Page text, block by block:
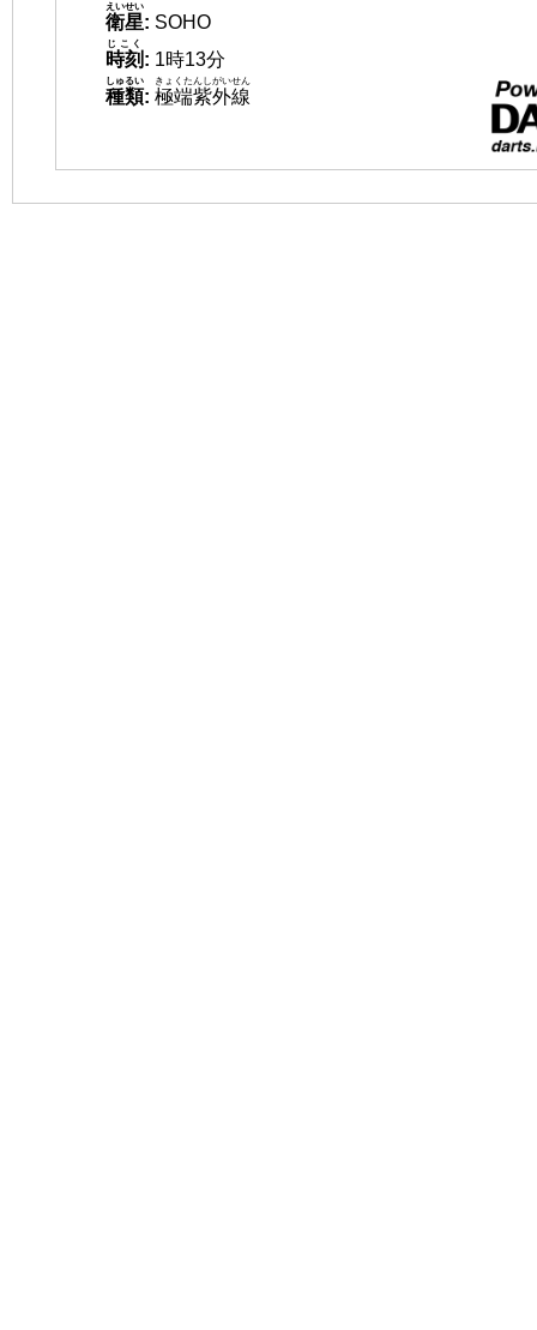
衛星
えいせい
: SOHO
時刻
じこく
: 1時13分
種類
しゅるい
: 極端紫外線
きょくたんしがいせん